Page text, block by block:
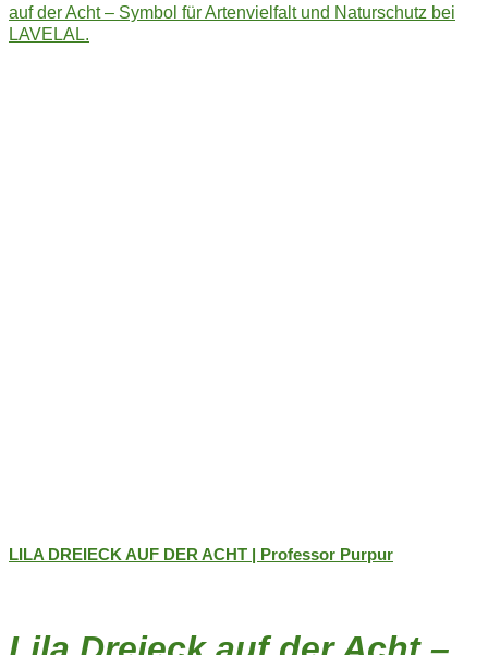
weist
LILA DREIECK AUF DER ACHT | Professor Purpur